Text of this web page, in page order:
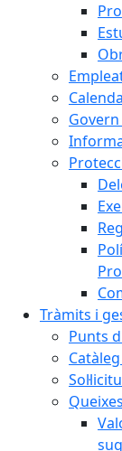
Tràmits i
Punts